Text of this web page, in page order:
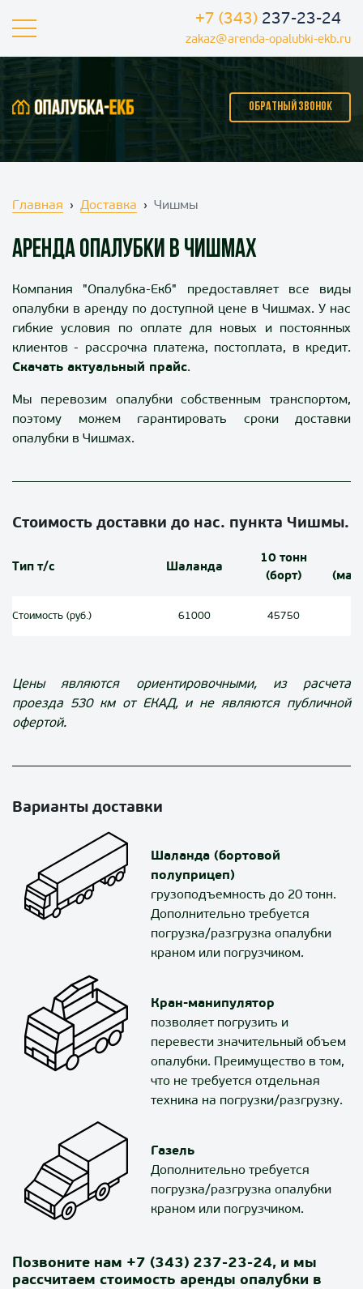
+7 (343) 237-23-24
zakaz@arenda-opalubki-ekb.ru
ОБРАТНЫЙ ЗВОНОК
Главная Доставка Чишмы
Аренда опалубки в Чишмах
Компания "Опалубка-Екб" предоставляет все виды
опалубки в аренду по доступной цене в Чишмах. У нас
гибкие условия по оплате для новых и постоянных
клиентов - рассрочка платежа, постоплата, в кредит.
Скачать актуальный прайс.
Мы перевозим опалубки собственным транспортом,
поэтому можем гарантировать сроки доставки
опалубки в Чишмах.
Стоимость доставки до нас. пункта Чишмы.
Тип т/с Шаланда
10 тонн
(борт)
Стоимость (руб.) 61000 45750
Цены являются ориентировочными, из расчета
проезда 530км от ЕКАД, и не являются публичной
офертой.
Варианты доставки
Шаланда (бортовой
полуприцеп)
грузоподъемность до 20 тонн.
Дополнительно требуется
погрузка/разгрузка опалубки
краном или погрузчиком.
Кран-манипулятор
позволяет погрузить и
перевести значительный объем
опалубки. Преимущество в том,
что не требуется отдельная
техника на погрузки/разгрузку.
Газель
Дополнительно требуется
погрузка/разгрузка опалубки
краном или погрузчиком.
Позвоните нам +7 (343) 237-23-24, и мы
рассчитаем стоимость аренды опалубки в